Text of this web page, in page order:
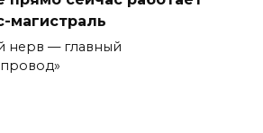
магистраль
нерв — главный
провод»